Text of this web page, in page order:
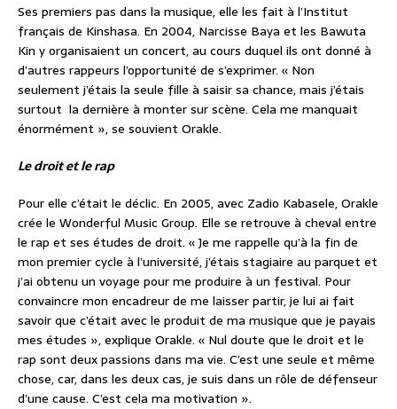
Ses premiers pas dans la musique, elle les fait à l’Institut
français de Kinshasa. En 2004, Narcisse Baya et les Bawuta
Kin y organisaient un concert, au cours duquel ils ont donné à
d’autres rappeurs l’opportunité de s’exprimer. « Non
seulement j’étais la seule fille à saisir sa chance, mais j’étais
surtout la dernière à monter sur scène. Cela me manquait
énormément », se souvient Orakle.
Le droit et le rap
Pour elle c’était le déclic. En 2005, avec Zadio Kabasele, Orakle
crée le Wonderful Music Group. Elle se retrouve à cheval entre
le rap et ses études de droit. « Je me rappelle qu’à la fin de
mon premier cycle à l’université, j’étais stagiaire au parquet et
j’ai obtenu un voyage pour me produire à un festival. Pour
convaincre mon encadreur de me laisser partir, je lui ai fait
savoir que c’était avec le produit de ma musique que je payais
mes études », explique Orakle. « Nul doute que le droit et le
rap sont deux passions dans ma vie. C’est une seule et même
chose, car, dans les deux cas, je suis dans un rôle de défenseur
d’une cause. C’est cela ma motivation ».